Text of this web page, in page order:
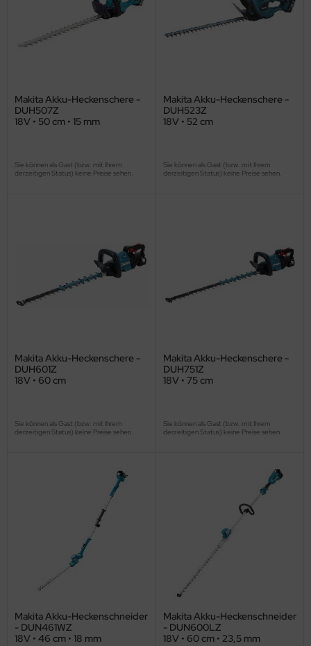
Makita Akku-Heckenschere -
DUH507Z
18V • 50 cm • 15 mm
Sie können als Gast (bzw. mit Ihrem
derzeitigen Status) keine Preise sehen.
Makita Akku-Heckenschere -
DUH523Z
18V • 52 cm
Sie können als Gast (bzw. mit Ihrem
derzeitigen Status) keine Preise sehen.
Makita Akku-Heckenschere -
DUH601Z
18V • 60 cm
Sie können als Gast (bzw. mit Ihrem
derzeitigen Status) keine Preise sehen.
Makita Akku-Heckenschere -
DUH751Z
18V • 75 cm
Sie können als Gast (bzw. mit Ihrem
derzeitigen Status) keine Preise sehen.
Makita Akku-Heckenschneider
- DUN461WZ
18V • 46 cm • 18 mm
Makita Akku-Heckenschneider
- DUN600LZ
18V • 60 cm • 23,5 mm